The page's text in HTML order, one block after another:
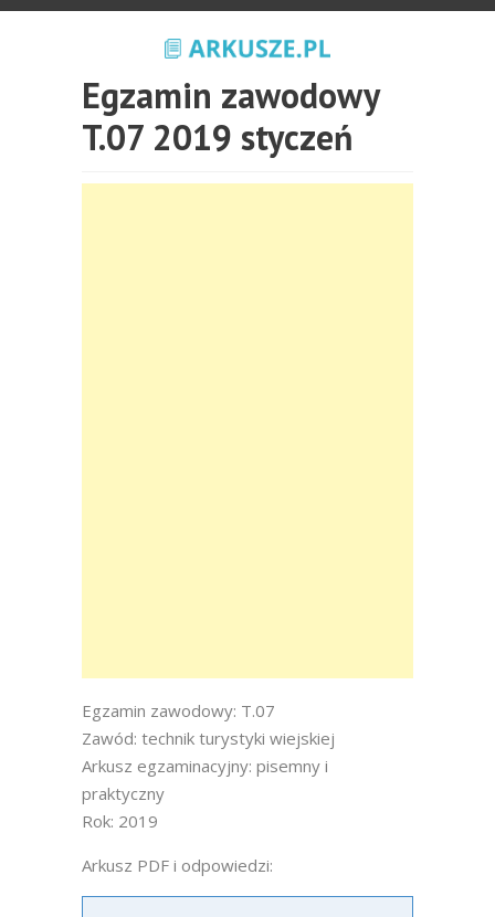
Egzamin zawodowy
T.07 2019 styczeń
Egzamin zawodowy: T.07
Zawód: technik turystyki wiejskiej
Arkusz egzaminacyjny: pisemny i
praktyczny
Rok: 2019
Arkusz PDF i odpowiedzi: